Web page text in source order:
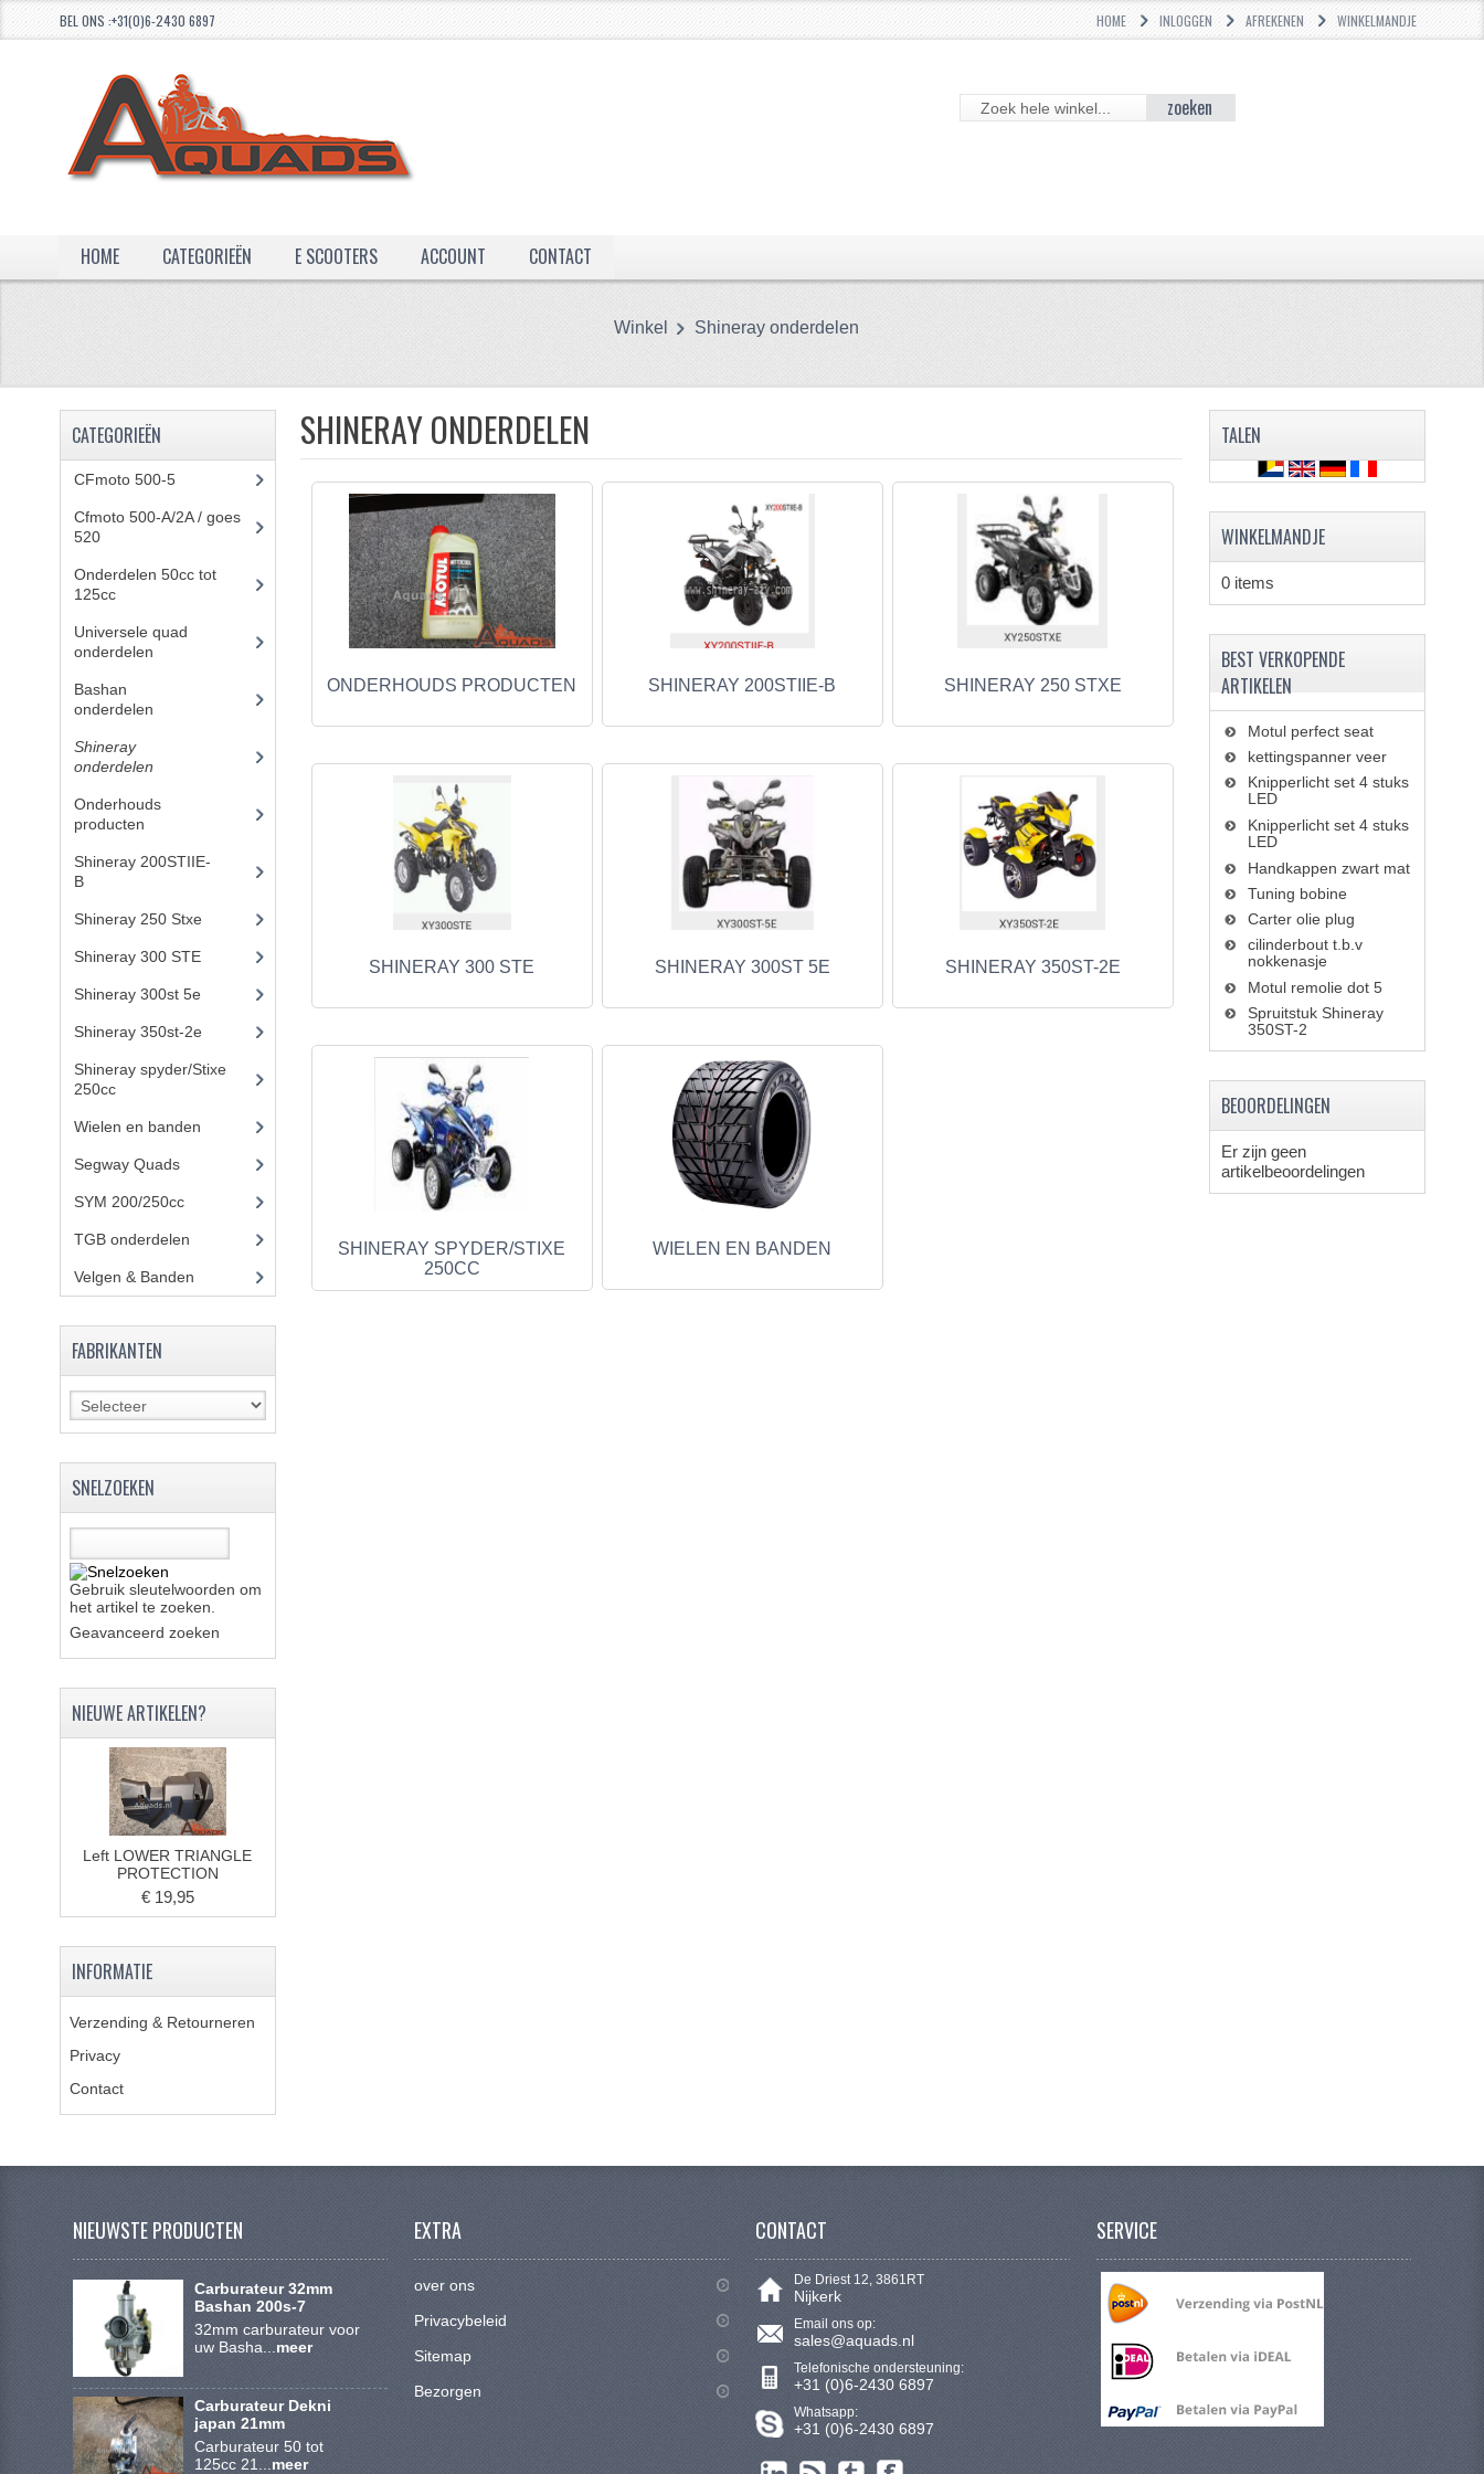
BEL ONS :+31(0)6-2430 6897 HOME INLOGGEN AFREKENEN WINKELMANDJE
zoeken
HOME CATEGORIEËN E SCOOTERS ACCOUNT CONTACT
Winkel Shineray onderdelen
SHINERAY ONDERDELEN
ONDERHOUDS PRODUCTEN SHINERAY 200STIIE-B SHINERAY 250 STXE
SHINERAY 300 STE SHINERAY 300ST 5E SHINERAY 350ST-2E
SHINERAY SPYDER/STIXE
250CC
WIELEN EN BANDEN
CATEGORIEËN
CFmoto 500-5(5)
Cfmoto 500-A/2A / goes
520(347)
Onderdelen 50cc tot
125cc(49)
Universele quad
onderdelen
Bashan
onderdelen
Shineray
onderdelen
Onderhouds
producten
Shineray 200STIIE-
B(32)
Shineray 250 Stxe
Shineray 300 STE(69)
Shineray 300st 5e
Shineray 350st-2e
Shineray spyder/Stixe
250cc(306)
Wielen en banden
Segway Quads(6)
SYM 200/250cc(15)
TGB onderdelen
Velgen & Banden
FABRIKANTEN
SNELZOEKEN
Gebruik sleutelwoorden om
het artikel te zoeken.
Geavanceerd zoeken
NIEUWE ARTIKELEN?
Left LOWER TRIANGLE
PROTECTION
€ 19,95
INFORMATIE
Verzending & Retourneren
Privacy
Contact
TALEN
WINKELMANDJE
0 items
BEST VERKOPENDE
ARTIKELEN
Motul perfect seat
kettingspanner veer
Knipperlicht set 4 stuks
LED
Knipperlicht set 4 stuks
LED
Handkappen zwart mat
Tuning bobine
Carter olie plug
cilinderbout t.b.v
nokkenasje
Motul remolie dot 5
Spruitstuk Shineray
350ST-2
BEOORDELINGEN
Er zijn geen
artikelbeoordelingen
NIEUWSTE PRODUCTEN
Carburateur 32mm
Bashan 200s-7
32mm carburateur voor
uw Basha... meer
Carburateur Dekni
japan 21mm
Carburateur 50 tot
125cc 21... meer
EXTRA
over ons
Privacybeleid
Sitemap
Bezorgen
CONTACT
De Driest 12, 3861RT
Nijkerk
Email ons op:
sales@aquads.nl
Telefonische ondersteuning:
+31 (0)6-2430 6897
Whatsapp:
+31 (0)6-2430 6897
SERVICE